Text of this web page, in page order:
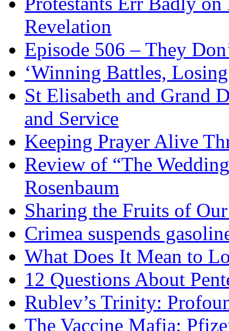
Revelation
Episode 506 – They
‘Winning Battles, Losing
St Elisabeth and Grand
and Service
Keeping Prayer Alive
Review of “The
Rosenbaum
Sharing the Fruits of
Crimea suspends
What Does It Mean to
12 Questions About
Rublev’s Trinity:
The Vaccine Mafia: